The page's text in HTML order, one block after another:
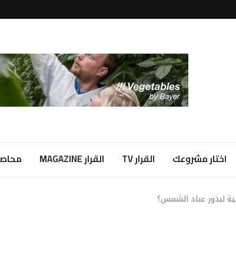
اختار مشروعك القرار TV القرار MAGAZINE
لبذور عباد الشمس؟